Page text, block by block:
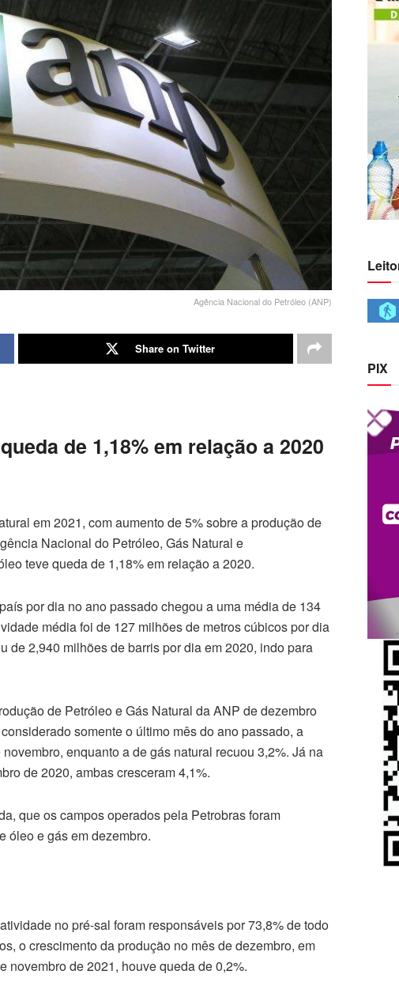
Agência Nacional do Petróleo (ANP)
Share on Twitter
de 1,18% em relação a 2020
em 2021, com aumento de 5% sobre a produção de
Nacional do Petróleo, Gás Natural e
teve queda de 1,18% em relação a 2020.
por dia no ano passado chegou a uma média de 134
média foi de 127 milhões de metros cúbicos por dia
de 2,940 milhões de barris por dia em 2020, indo para
de Petróleo e Gás Natural da ANP de dezembro
somente o último mês do ano passado, a
enquanto a de gás natural recuou 3,2%. Já na
de 2020, ambas cresceram 4,1%.
que os campos operados pela Petrobras foram
óleo e gás em dezembro.
no pré-sal foram responsáveis por 73,8% de todo
o crescimento da produção no mês de dezembro, em
novembro de 2021, houve queda de 0,2%.
PIX